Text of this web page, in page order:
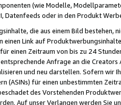
(wie Modelle,
Datenfeeds oder in den Produkt
die aus einem Bild bestehen,
einen Link auf
einen Zeitraum von bis zu 24
Anfrage an die
und neu darstellen. Sofern wir
(ASINs) für einen unbestimmten
des Vorstehenden
Auf unser Verlangen werden Sie